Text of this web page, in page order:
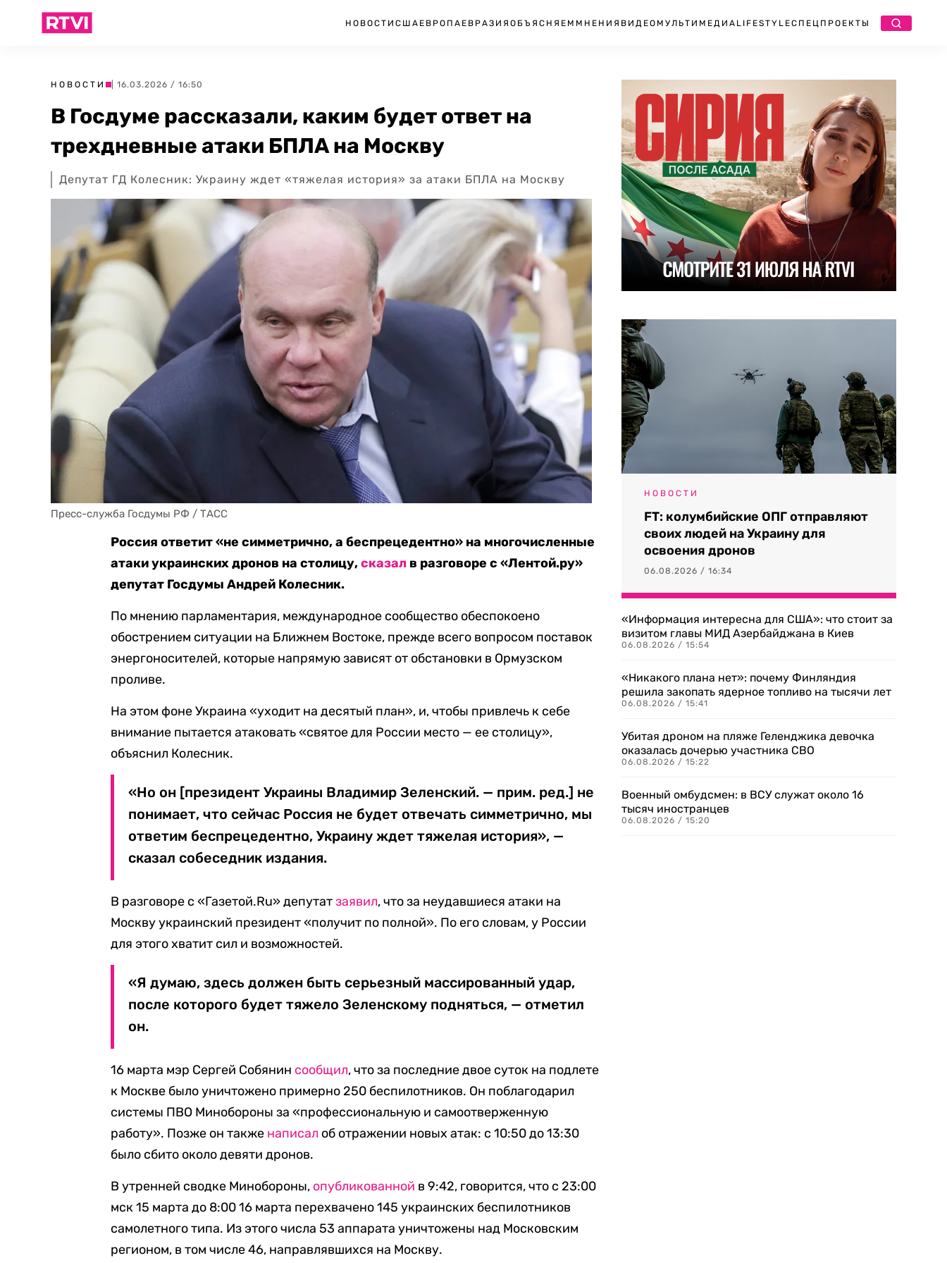
НОВОСТИ США ЕВРОПА ЕВРАЗИЯ ОБЪЯСНЯЕМ МНЕНИЯ ВИДЕО МУЛЬТИМЕДИА LIFESTYLEСПЕЦПРОЕКТЫ
НОВОСТИ | 16.03.2026 / 16:50
В Госдуме рассказали, каким будет ответ на
трехдневные атаки БПЛА на Москву
Депутат ГД Колесник: Украину ждет «тяжелая история» за атаки БПЛА на Москву
Пресс-служба Госдумы РФ / ТАСС
Россия ответит«несимметрично, а беспрецедентно» на многочисленные
атаки украинских дронов на столицу,сказал в разговоре с «Лентой.ру»
депутат Госдумы Андрей Колесник.
По мнению парламентария, международное сообщество обеспокоено
обострением ситуации на Ближнем Востоке, прежде всего вопросом поставок
энергоносителей, которые напрямую зависят от обстановки в Ормузском
проливе.
На этом фоне Украина «уходит на десятый план», и, чтобы привлечь к себе
внимание пытается атаковать «святое для России место — ее столицу»,
объяснил Колесник.
«Но он [президент Украины Владимир Зеленский. — прим. ред.] не
понимает, что сейчас Россия не будет отвечать симметрично, мы
ответим беспрецедентно, Украину ждет тяжелая история», —
сказал собеседник издания.
В разговоре с «Газетой.Ru» депутатзаявил, что за неудавшиеся атаки на
Москву украинский президент «получит по полной». По его словам, у России
для этого хватит сил и возможностей.
«Я думаю, здесь должен быть серьезный массированный удар,
после которого будет тяжело Зеленскому подняться, — отметил
он.
16 марта мэр Сергей Собянин сообщил, что за последние двое суток на подлете
к Москве было уничтожено примерно 250 беспилотников. Он поблагодарил
системы ПВО Минобороны за «профессиональную и самоотверженную
работу». Позже он также написал об отражении новых атак: с 10:50 до 13:30
было сбито около девяти дронов.
В утренней сводке Минобороны, опубликованной в 9:42, говорится, что с 23:00
мск 15 марта до 8:00 16 марта перехвачено 145 украинских беспилотников
самолетного типа. Из этого числа 53 аппарата уничтожены над Московским
регионом, в том числе 46, направлявшихся на Москву.
НОВОСТИ
FT: колумбийские ОПГ отправляют
своих людей на Украину для
освоения дронов
06.08.2026 / 16:34
«Информация интересна для США»: что стоит за
визитом главы МИД Азербайджана в Киев
06.08.2026 / 15:54
«Никакого плана нет»: почему Финляндия
решила закопать ядерное топливо на тысячи лет
06.08.2026 / 15:41
Убитая дроном на пляже Геленджика девочка
оказалась дочерью участника СВО
06.08.2026 / 15:22
Военный омбудсмен: в ВСУ служат около 16
тысяч иностранцев
06.08.2026 / 15:20